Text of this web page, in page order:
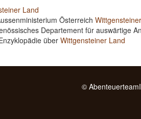
Land
Österreich
Departement für auswärtige
über Wittgensteiner Land
© Abenteuerteam